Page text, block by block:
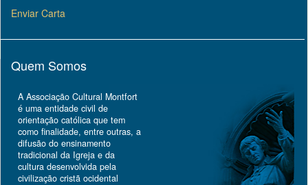
Enviar Carta
Quem Somos
A Associação Cultural Montfort
é uma entidade civil de
orientação católica que tem
como finalidade, entre outras, a
difusão do ensinamento
tradicional da Igreja e da
cultura desenvolvida pela
civilização cristã ocidental